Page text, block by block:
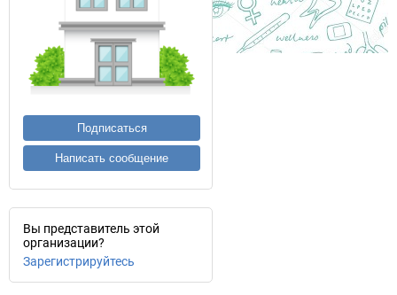
Подписаться
Написать сообщение
Вы представитель этой
организации?
Зарегистрируйтесь